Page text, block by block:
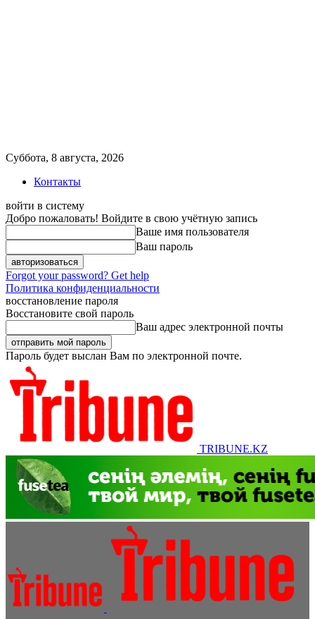
Суббота, 8 августа, 2026
Контакты
войти в систему
Добро пожаловать! Войдите в свою учётную запись
Ваше имя пользователя
Ваш пароль
Forgot your password? Get help
Политика конфиденциальности
восстановление пароля
Восстановите свой пароль
Ваш адрес электронной почты
Пароль будет выслан Вам по электронной почте.
TRIBUNE.KZ